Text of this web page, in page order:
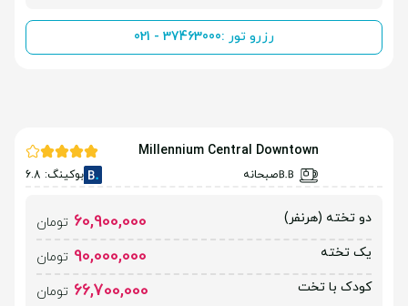
رزرو تور :021 - 37463000
Millennium Central Downtown
صبحانه بوکینگ: 6.8
دو تخته (هرنفر) 60,900,000 تومان
یک تخته
90,000,000 تومان
کودک با تخت
66,700,000 تومان